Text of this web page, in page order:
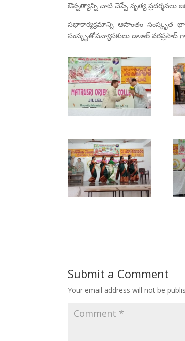
ఔన్నత్యాన్ని చాటి చెప్పే నృత్య ప్రదర్శనలు
సభాకార్యక్రమాన్ని ఆసాంతం సంస్కృత
సంస్కృతోపన్యాసకులు డా.ఆర్ వరప్రసాద్
Submit a Comment
Your email address will not be